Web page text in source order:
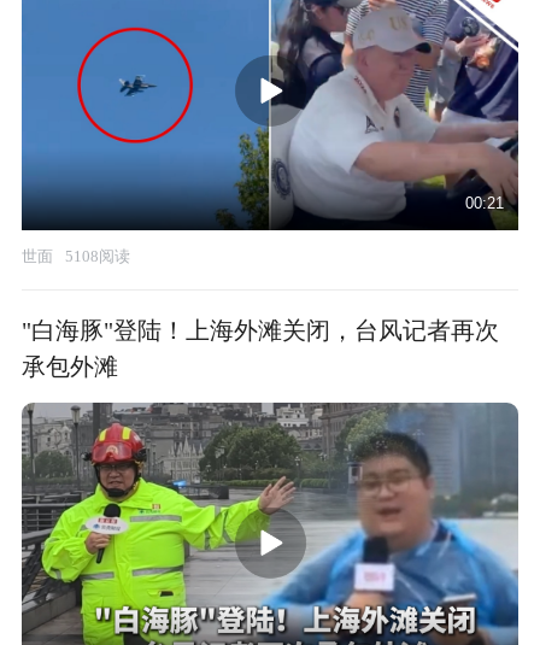
00:21
世面 5108阅读
"白海豚"登陆！上海外滩关闭，台风记者再次
承包外滩